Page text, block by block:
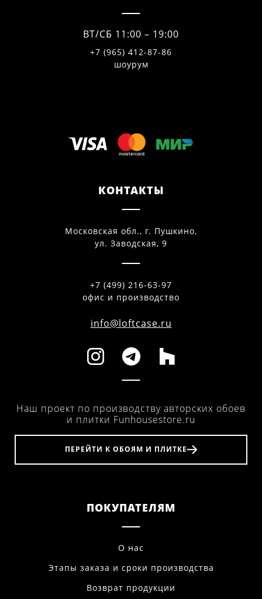
ВТ/СБ 11:00 – 19:00
+7 (965) 412-87-86
шоурум
КОНТАКТЫ
Московская обл., г. Пушкино,
ул. Заводская, 9
+7 (499) 216-63-97
офис и производство
info@loftcase.ru
Наш проект по производству авторских обоев
и плитки Funhousestore.ru
ПЕРЕЙТИ К ОБОЯМ И ПЛИТКЕ
ПОКУПАТЕЛЯМ
О нас
Этапы заказа и сроки производства
Возврат продукции